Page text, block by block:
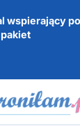
wspierający